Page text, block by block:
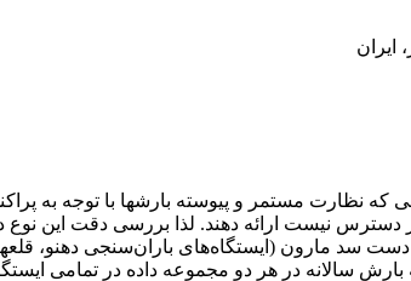
ایران
نظارت مستمر و پیوسته بارش­ها با توجه به
نیست ارائه دهند. لذا بررسی دقت این نوع
بارش سالانه در هر دو مجموعه داده در تمامی